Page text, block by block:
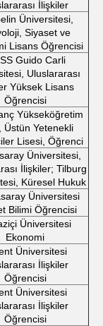
İlişkiler
Üniversitesi,
Siyaset ve
Lisans Öğrencisi
Guido Carli
Uluslararası
Yüksek Lisans
Öğrencisi
Yükseköğretim
Üstün Yetenekli
Lisesi, Öğrenci
Üniversitesi,
İlişkiler; Tilburg
Küresel Hukuk
Üniversitesi
Bilimi Öğrencisi
Üniversitesi
Ekonomi
Üniversitesi
İlişkiler
Öğrencisi
Üniversitesi
İlişkiler
Öğrencisi